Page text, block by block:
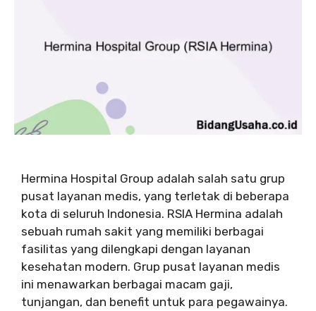
Hermina Hospital Group adalah salah satu grup
pusat layanan medis, yang terletak di beberapa
kota di seluruh Indonesia. RSIA Hermina adalah
sebuah rumah sakit yang memiliki berbagai
fasilitas yang dilengkapi dengan layanan
kesehatan modern. Grup pusat layanan medis
ini menawarkan berbagai macam gaji,
tunjangan, dan benefit untuk para pegawainya.